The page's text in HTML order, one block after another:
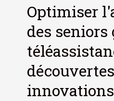
Optimiser
des seniors
innovations